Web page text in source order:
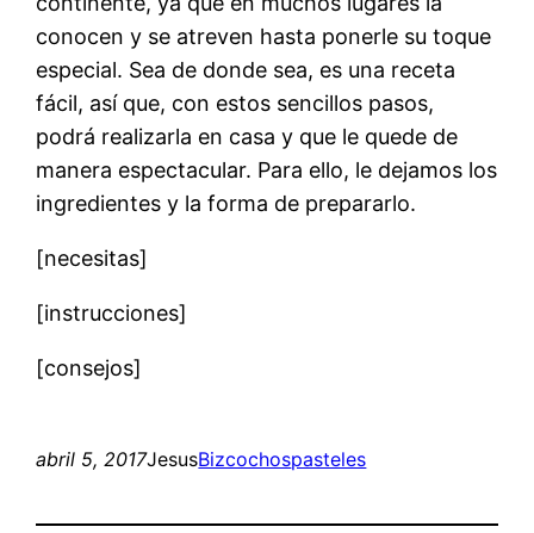
conocen y se atreven hasta ponerle su toque
especial. Sea de donde sea, es una receta
fácil, así que, con estos sencillos pasos,
podrá realizarla en casa y que le quede de
manera espectacular. Para ello, le dejamos los
ingredientes y la forma de prepararlo.
[necesitas]
[instrucciones]
[consejos]
abril 5, 2017JesusBizcochospasteles